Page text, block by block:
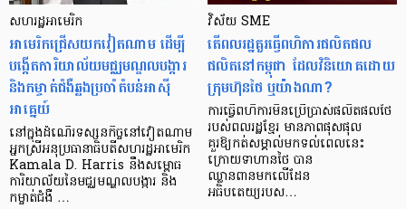
សហរដ្ឋអាមេរិក
អាមេរិកជ្រើសយកវៀតណាម ដើម្បី
បង្កើតការិយាល័យមជ្ឈមណ្ឌលបង្ការ
និងកម្ចាត់ជំងឺឆ្លងប្រចាំតំបន់អាស៊ី
អាគ្នេយ៍
នៅក្នុងដំណើរទស្សនកិច្ចនៅវៀតណាម
អ្នកស្រីអនុប្រធានាធិបតីសហរដ្ឋអាមេរិក
Kamala D. Harris នឹងសម្ពោធ
ការិយាល័យនៃមជ្ឈមណ្ឌលបង្ការ និង
កម្ចាត់ជំងឺ …
វិស័យ SME
តើពលរដ្ឋគួរធ្វើពហិការផលិតផល
ផលិតនៅកម្ពុជា ដែលវិនិយោគដោយ
ក្រុមហ៊ុនថៃ ឬយ៉ាងណា?
ការធ្វើពហិការមិនប្រើប្រាស់ផលិតផលថៃ
របស់ពលរដ្ឋខ្មែរ មានភាពផុសផុល
គួរឱ្យកត់សម្គាល់មកទល់ពេលនេះ
ក្រោយទាហានថៃ បាន
ឈ្លានពានមកលើដែន
អធិបតេយ្យរបស…